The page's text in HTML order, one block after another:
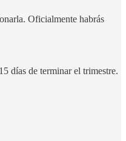
Oficialmente habrás
días de terminar el trimestre.